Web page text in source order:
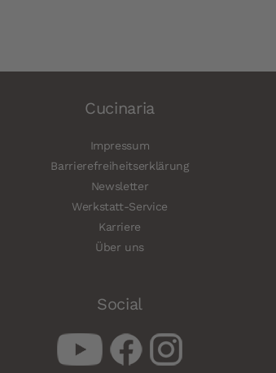
Cucinaria
Impressum
Barrierefreiheitserklärung
Newsletter
Werkstatt-Service
Karriere
Über uns
Social